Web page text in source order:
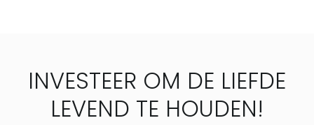
INVESTEER OM DE LIEFDE
LEVEND TE HOUDEN!